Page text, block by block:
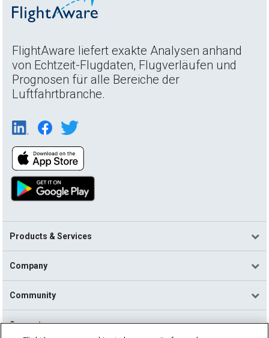
FlightAware liefert exakte Analysen anhand
von Echtzeit-Flugdaten, Flugverläufen und
Prognosen für alle Bereiche der
Luftfahrtbranche.
Products & Services
Company
Community
Support